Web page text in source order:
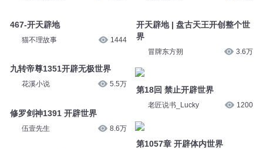
467-开天辟地
猫不理故事 1444
九转帝尊1351开辟无极世界
花溪小说 5.5万
修罗剑神1391 开辟世界
伍壹先生 8.6万
开天辟地 | 盘古天王开创整个世
界
冒牌东方朔 3.6万
第18回 禁止开辟世界
老匠说书_Lucky 1200
第1057章 开辟体内世界